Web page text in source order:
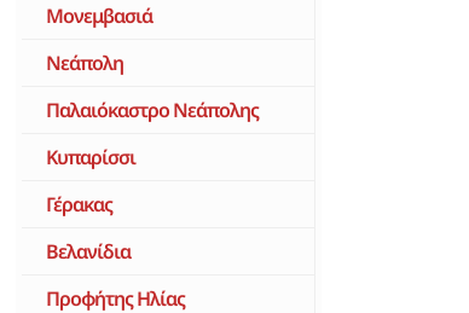
Μονεμβασιά
Νεάπολη
Παλαιόκαστρο Νεάπολης
Κυπαρίσσι
Γέρακας
Βελανίδια
Προφήτης Ηλίας